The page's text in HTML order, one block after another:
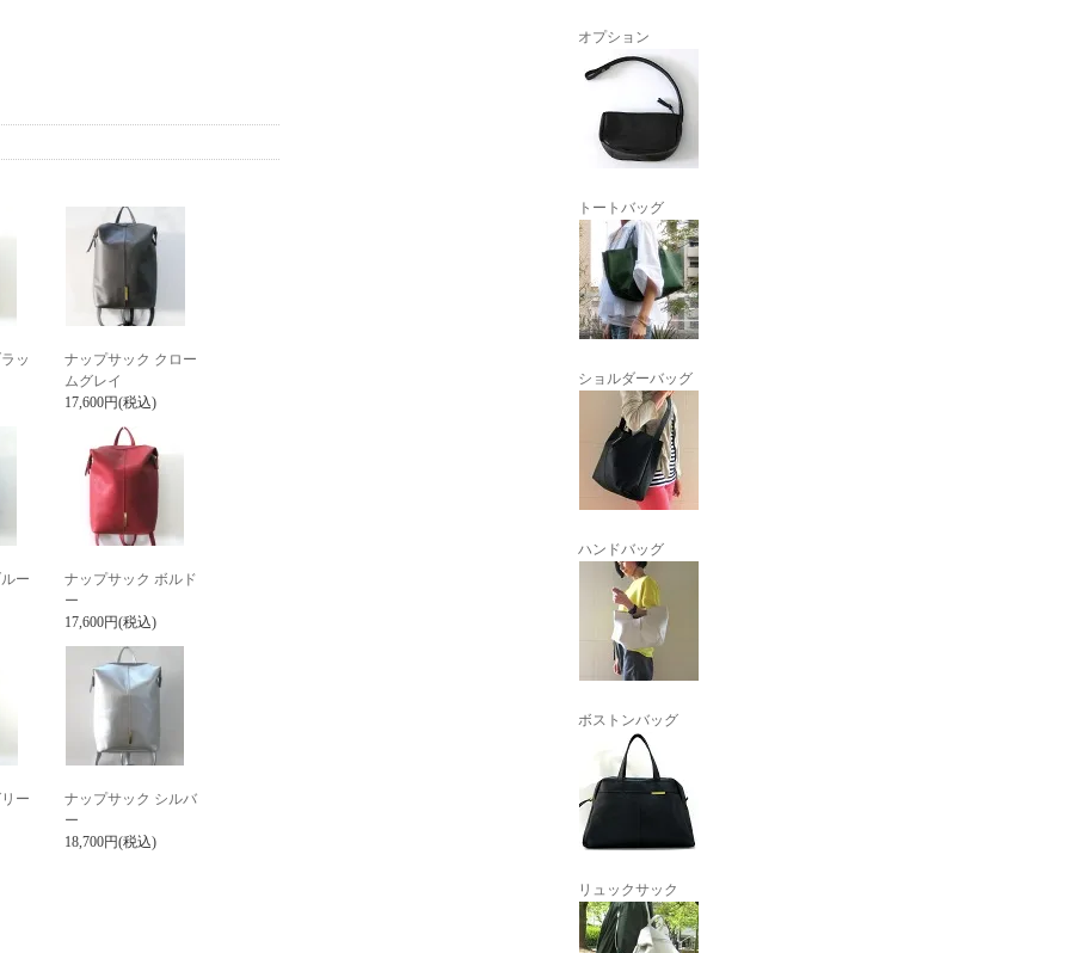
ッ
ナップサック クロー
ムグレイ
17,600円(税込)
ー
ナップサック ボルド
ー
17,600円(税込)
ー
ナップサック シルバ
ー
18,700円(税込)
オプション
トートバッグ
ショルダーバッグ
ハンドバッグ
ボストンバッグ
リュックサック